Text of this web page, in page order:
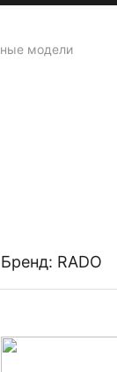
модели
Бренд: RADO